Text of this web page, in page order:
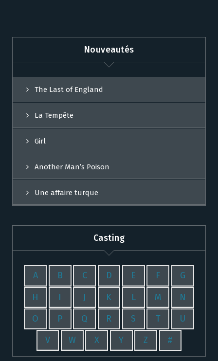
Nouveautés
The Last of England
La Tempête
Girl
Another Man’s Poison
Une affaire turque
Casting
A B C D E F G
H I J K L M N
O P Q R S T U
V W X Y Z #